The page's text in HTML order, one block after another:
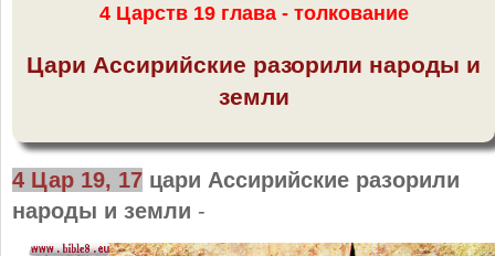
4 Царств 19 глава - толкование
Цари Ассирийские разорили народы и
земли
4 Цар 19, 17 цари Ассирийские разорили
народы и земли -